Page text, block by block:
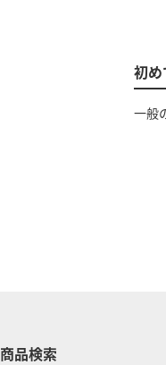
初
一般
商品検索